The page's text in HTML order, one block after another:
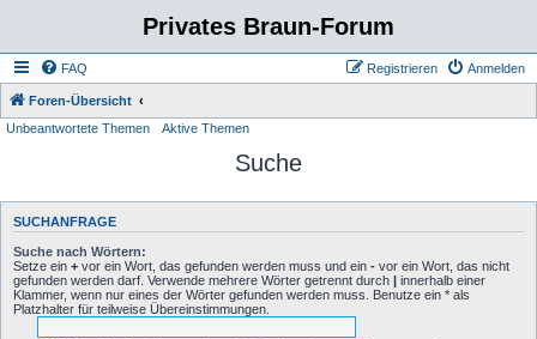
Privates Braun-Forum
FAQ Anmelden
Registrieren
Foren-Übersicht
Unbeantwortete Themen
Aktive Themen
Suche
SUCHANFRAGE
Suche nach Wörtern:
Setze ein + vor ein Wort, das gefunden werden muss und ein - vor ein Wort, das nicht
gefunden werden darf. Verwende mehrere Wörter getrennt durch | innerhalb einer
Klammer, wenn nur eines der Wörter gefunden werden muss. Benutze ein * als
Platzhalter für teilweise Übereinstimmungen.